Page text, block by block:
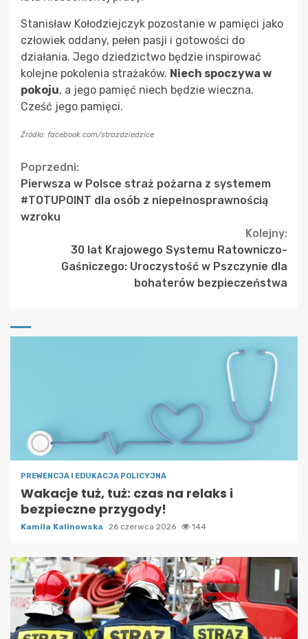
Stanisław Kołodziejczyk pozostanie w pamięci jako
człowiek oddany, pełen pasji i gotowości do
działania. Jego dziedzictwo będzie inspirować
kolejne pokolenia strażaków. Niech spoczywa w
pokoju, a jego pamięć niech będzie wieczna.
Cześć jego pamięci.
Źródło: facebook.com/strazdziedzice
Continue
Reading
Poprzedni:
Pierwsza w Polsce straż pożarna z systemem
#TOTUPOINT dla osób z niepełnosprawnością
wzroku
Kolejny:
30 lat Krajowego Systemu Ratowniczo-
Gaśniczego: Uroczystość w Pszczynie dla
bohaterów bezpieczeństwa
PREWENCJA I EDUKACJA POLICYJNA
Wakacje tuż, tuż: czas na relaks i
bezpieczne przygody!
Kamila Kalinowska 26 czerwca 2026 144